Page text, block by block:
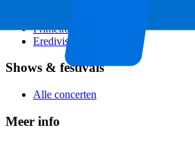
Primeira Liga
Eredivisie
Shows & festivals
Alle concerten
Meer info